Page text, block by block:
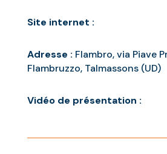
Site internet :
Adresse : Flambro, via Piave
Flambruzzo, Talmassons (UD)
Vidéo de présentation :